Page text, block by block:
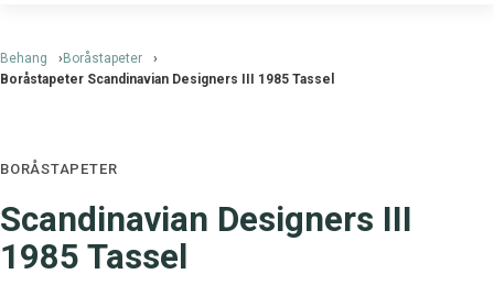
Behang
Boråstapeter
Boråstapeter Scandinavian Designers III 1985 Tassel
BORÅSTAPETER
Scandinavian Designers III
1985 Tassel